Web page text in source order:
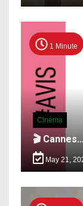
1 Minute
Cinéma
🎬 Cannes…
May 21,